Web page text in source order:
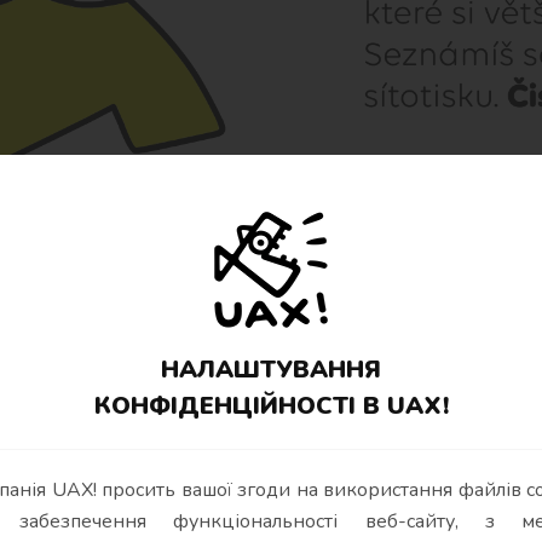
ТАК
НАЛАШТУВАННЯ
КОНФІДЕНЦІЙНОСТІ В UAX!
UAX! просить вашої згоди на використання файлів
забезпечення функціональності веб-сайту, з